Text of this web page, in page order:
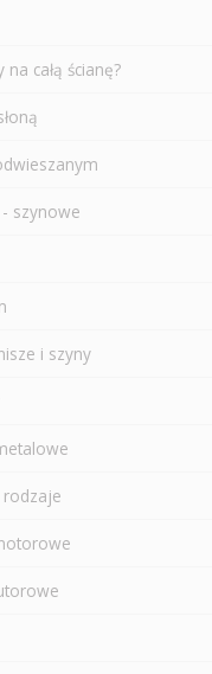
całą ścianę?
szynowe
i szyny